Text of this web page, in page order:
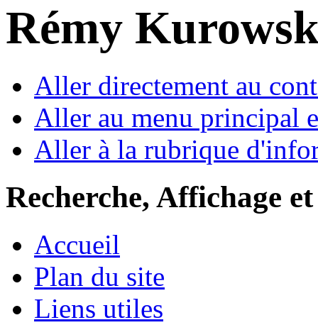
Rémy
Aller directement au
Aller au menu principal
Aller à la rubrique
Recherche, Affichage
Accueil
Plan du site
Liens utiles